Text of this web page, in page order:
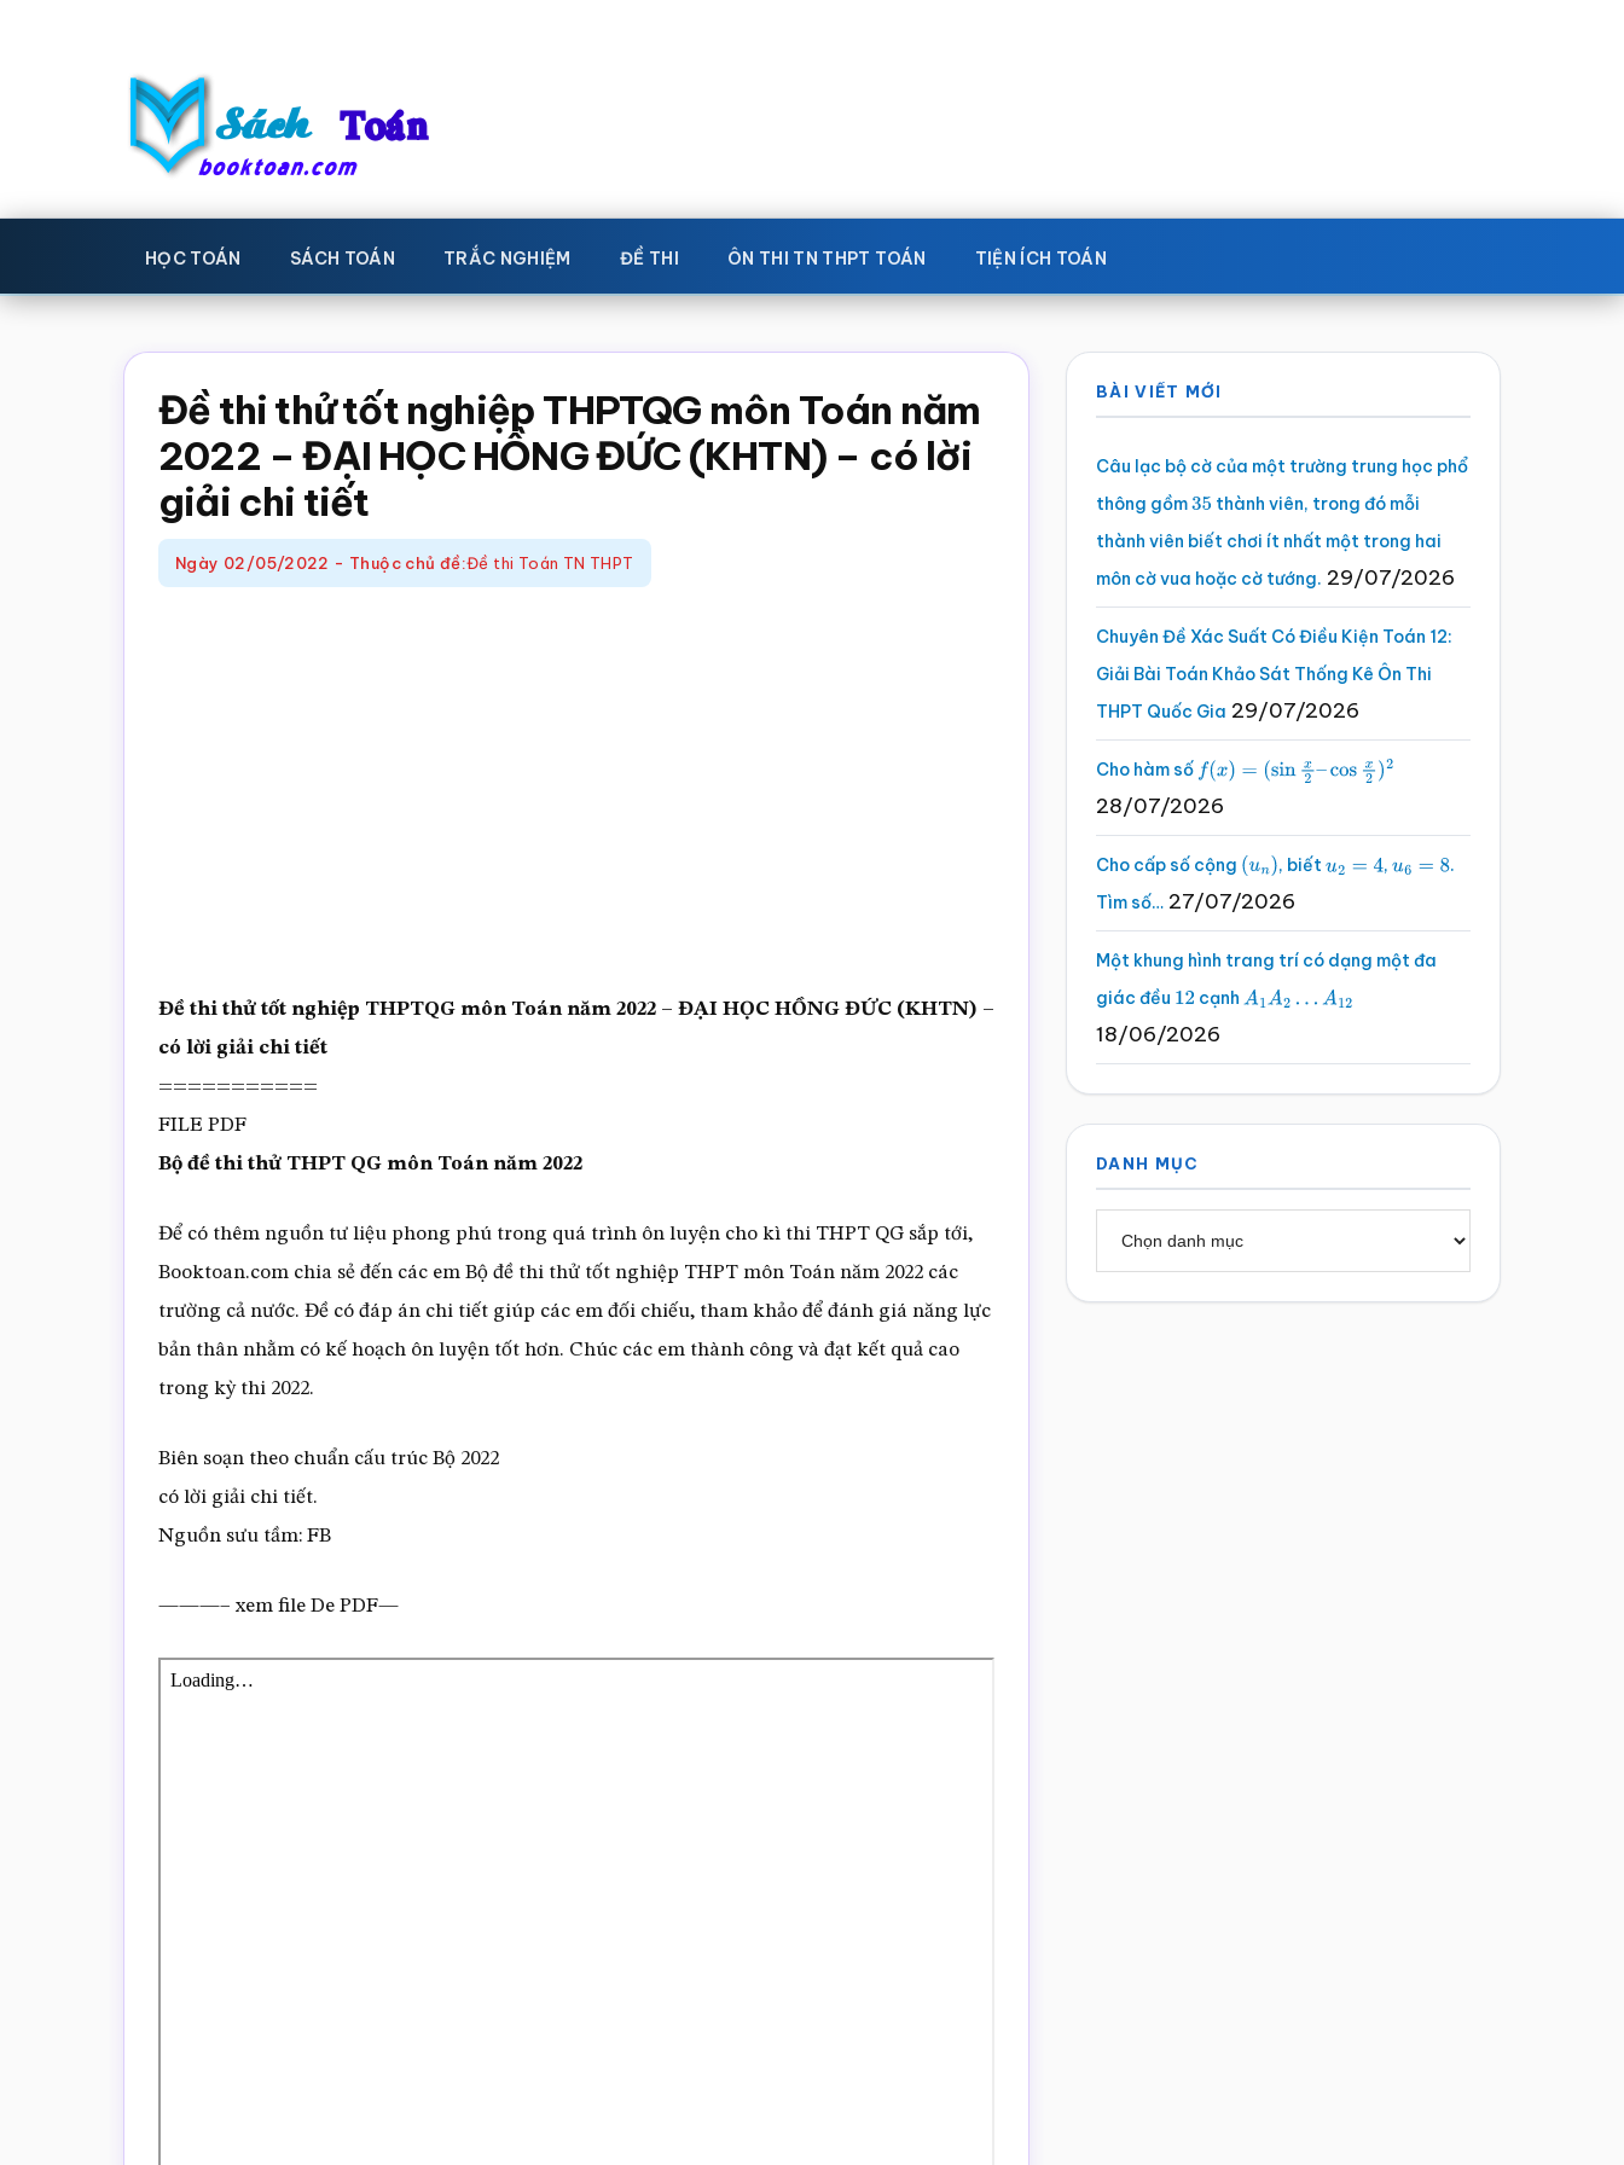
Sách
Toán
-
Học
toán
Học
toán,
toán,
Sách
giáo
khoa
Toán,
trắc
nghiệm
HỌC TOÁN SÁCH TOÁN TRẮC NGHIỆM ĐỀ THI ÔN THI TN THPT TOÁN TIỆN ÍCH TOÁN
Đề thi thử tốt nghiệp THPTQG môn Toán năm
2022 – ĐẠI HỌC HỒNG ĐỨC (KHTN) – có lời
giải chi tiết
Ngày 02/05/2022 - Thuộc chủ đề:Đề thi Toán TN THPT
Đề thi thử tốt nghiệp THPTQG môn Toán năm 2022 – ĐẠI HỌC HỒNG ĐỨC (KHTN) –
có lời giải chi tiết
===========
FILE PDF
Bộ đề thi thử THPT QG môn Toán năm 2022
Để có thêm nguồn tư liệu phong phú trong quá trình ôn luyện cho kì thi THPT QG sắp tới,
Booktoan.com chia sẻ đến các em Bộ đề thi thử tốt nghiệp THPT môn Toán năm 2022 các
trường cả nước. Đề có đáp án chi tiết giúp các em đối chiếu, tham khảo để đánh giá năng lực
bản thân nhằm có kế hoạch ôn luyện tốt hơn. Chúc các em thành công và đạt kết quả cao
trong kỳ thi 2022.
Biên soạn theo chuẩn cấu trúc Bộ 2022
có lời giải chi tiết.
Nguồn sưu tầm: FB
———– xem file De PDF—
Sidebar
chính
BÀI VIẾT MỚI
Câu lạc bộ cờ của một trường trung học phổ
thông gồm35 thành viên, trong đó mỗi
thành viên biết chơi ít nhất một trong hai
môn cờ vua hoặc cờ tướng. 29/07/2026
Chuyên Đề Xác Suất Có Điều Kiện Toán 12:
Giải Bài Toán Khảo Sát Thống Kê Ôn Thi
THPT Quốc Gia 29/07/2026
Cho hàm số f(x)=(sinx2 –cosx2 )2
28/07/2026
Cho cấp số cộng (un), biếtu2 =4 , u6 =8
.
Tìm số… 27/07/2026
Một khung hình trang trí có dạng một đa
giác đều 12 cạnh A1A2…A 12
18/06/2026
DANH MỤC